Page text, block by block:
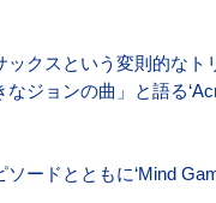
クスという変則的なト
ジョンの曲」と語る
ードとともに‘Mind